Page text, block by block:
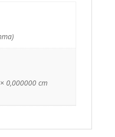
0,000000 cm